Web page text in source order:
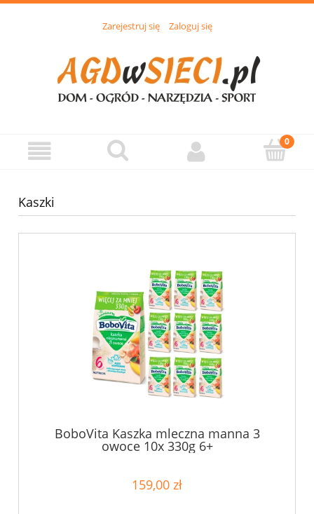
Zarejestruj się Zaloguj się
Kaszki
BoboVita Kaszka mleczna manna 3
owoce 10x 330g 6+
159,00 zł